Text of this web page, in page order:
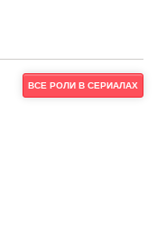
ВСЕ РОЛИ В СЕРИАЛАХ